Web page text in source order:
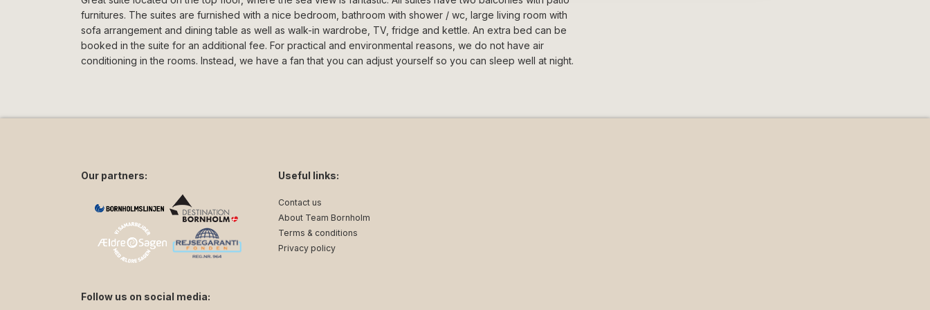
furnitures. The suites are furnished with a nice bedroom, bathroom with shower / wc, large living room with
sofa arrangement and dining table as well as walk-in wardrobe, TV, fridge and kettle. An extra bed can be
booked in the suite for an additional fee. For practical and environmental reasons, we do not have air
conditioning in the rooms. Instead, we have a fan that you can adjust yourself so you can sleep well at night.
Our partners:
Follow us on social media:
Useful links:
Contact us
About Team Bornholm
Terms & conditions
Privacy policy